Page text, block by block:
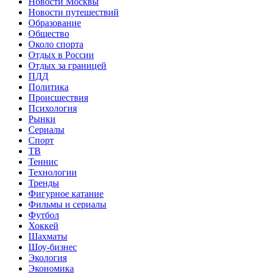
Новости путешествий
Образование
Общество
Около спорта
Отдых в России
Отдых за границей
ПДД
Политика
Происшествия
Психология
Рынки
Сериалы
Спорт
ТВ
Теннис
Технологии
Тренды
Фигурное катание
Фильмы и сериалы
Футбол
Хоккей
Шахматы
Шоу-бизнес
Экология
Экономика